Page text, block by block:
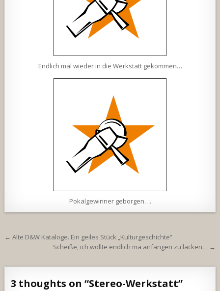
Endlich mal wieder in die Werkstatt gekommen…
Pokalgewinner geborgen….
Beitragsnavigation
← Alte D&W Kataloge. Ein geiles Stück „Kulturgeschichte“
Scheiße, ich wollte endlich ma anfangen zu lacken… →
3 thoughts on “Stereo-Werkstatt”